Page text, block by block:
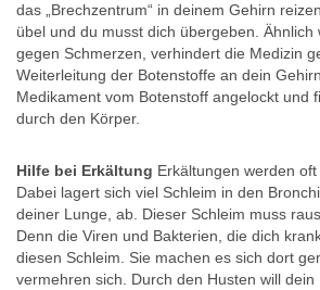
das „Brechzentrum“ in deinem Gehirn
übel und du musst dich übergeben. Ähnlich
gegen Schmerzen, verhindert die Medizin
Weiterleitung der Botenstoffe an dein
Medikament vom Botenstoff angelockt und
durch den Körper.
Hilfe bei Erkältung Erkältungen werden
Dabei lagert sich viel Schleim in den
deiner Lunge, ab. Dieser Schleim muss
Denn die Viren und Bakterien, die dich
diesen Schleim. Sie machen es sich dort
vermehren sich. Durch den Husten will dein